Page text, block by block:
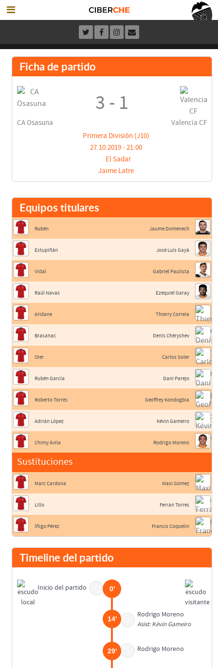
Ficha de partido
CA Osasuna
3 - 1
Valencia CF
Primera División (J10)
27.10.2019 - 21:00
El Sadar
Jaime Latre
Equipos titulares
Rubén
Estupiñán
Vidal
Raúl Navas
Aridane
Brasanac
Oier
Rubén García
Roberto Torres
Adrián López
Chimy Ávila
Sustituciones
Marc Cardona
Lillo
Íñigo Pérez
Jaume Domenech
José Luis Gayá
Gabriel Paulista
Ezequiel Garay
Thierry Correia
Denís Chéryshev
Carlos Soler
Dani Parejo
Geoffrey Kondogbia
Kévin Gameiro
Rodrigo Moreno
Maxi Gómez
Ferran Torres
Francis Coquelin
Timeline del partido
Inicio del partido 0'
Rodrigo Moreno
Asist: Kévin Gameiro
14'
Rodrigo Moreno
29'